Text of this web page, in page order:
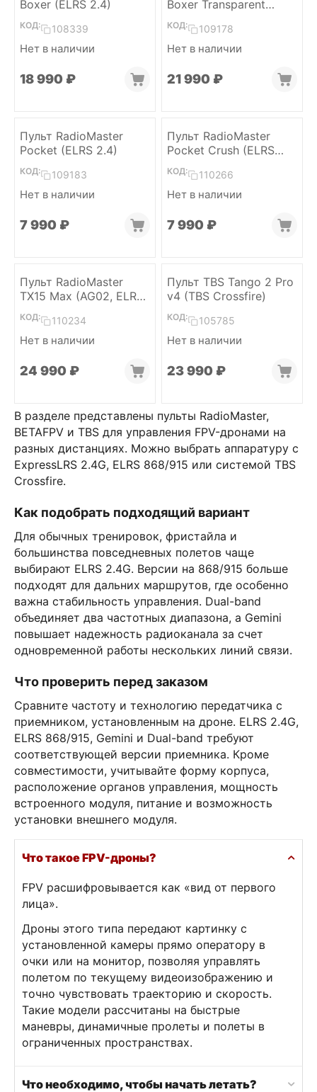
В разделе представлены пульты RadioMaster,
BETAFPV и TBS для управления FPV-дронами на
разных дистанциях. Можно выбрать аппаратуру с
ExpressLRS 2.4G, ELRS 868/915 или системой TBS
Crossfire.
Как подобрать подходящий вариант
Для обычных тренировок, фристайла и
большинства повседневных полетов чаще
выбирают ELRS 2.4G. Версии на 868/915 больше
подходят для дальних маршрутов, где особенно
важна стабильность управления. Dual-band
объединяет два частотных диапазона, а Gemini
повышает надежность радиоканала за счет
одновременной работы нескольких линий связи.
Что проверить перед заказом
Сравните частоту и технологию передатчика с
приемником, установленным на дроне. ELRS 2.4G,
ELRS 868/915, Gemini и Dual-band требуют
соответствующей версии приемника. Кроме
совместимости, учитывайте форму корпуса,
расположение органов управления, мощность
встроенного модуля, питание и возможность
установки внешнего модуля.
Что такое FPV-дроны?
FPV расшифровывается как «вид от первого
лица».
Дроны этого типа передают картинку с
установленной камеры прямо оператору в
очки или на монитор, позволяя управлять
полетом по текущему видеоизображению и
точно чувствовать траекторию и скорость.
Такие модели рассчитаны на быстрые
маневры, динамичные пролеты и полеты в
ограниченных пространствах.
Что необходимо, чтобы начать летать?
Boxer (ELRS 2.4)
КОД: 108339
Нет в наличии
18 990 ₽
Boxer Transparent
(ELRS 2.4)
КОД: 109178
Нет в наличии
21 990 ₽
Пульт RadioMaster
Pocket (ELRS 2.4)
КОД: 109183
Нет в наличии
7 990 ₽
Пульт RadioMaster
Pocket Crush (ELRS
2.4)
КОД: 110266
Нет в наличии
7 990 ₽
Пульт RadioMaster
TX15 Max (AG02, ELRS
2.4/915)
КОД: 110234
Нет в наличии
24 990 ₽
Пульт TBS Tango 2 Pro
v4 (TBS Crossfire)
КОД: 105785
Нет в наличии
23 990 ₽